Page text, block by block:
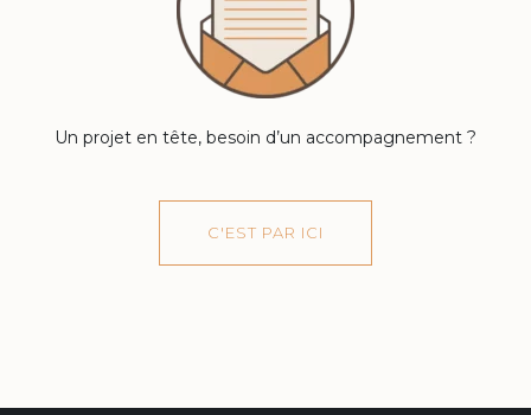
Un projet en tête, besoin d’un accompagnement ?
C'EST PAR ICI